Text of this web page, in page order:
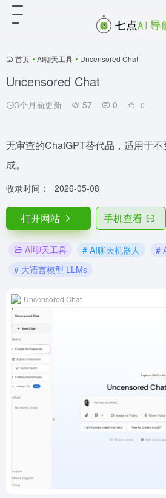
首页 • AI聊天工具 • Uncensored Chat
Uncensored Chat
3个月前更新 57 0 0
无审查的ChatGPT替代品，适用于
成。
收录时间： 2026-05-08
打开网站 手机查看
AI聊天工具 # AI聊天机器人 #
# 大语言模型 LLMs
Uncensored Chat